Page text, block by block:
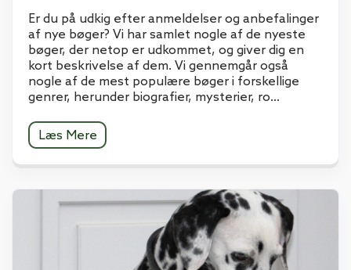
Er du på udkig efter anmeldelser og anbefalinger
af nye bøger? Vi har samlet nogle af de nyeste
bøger, der netop er udkommet, og giver dig en
kort beskrivelse af dem. Vi gennemgår også
nogle af de mest populære bøger i forskellige
genrer, herunder biografier, mysterier, ro...
Læs Mere